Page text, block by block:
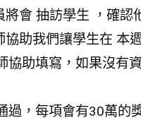
將會 抽訪學生 ，確認
協助我們讓學生在 本
協助填寫，如果沒有
過，每項會有30萬的